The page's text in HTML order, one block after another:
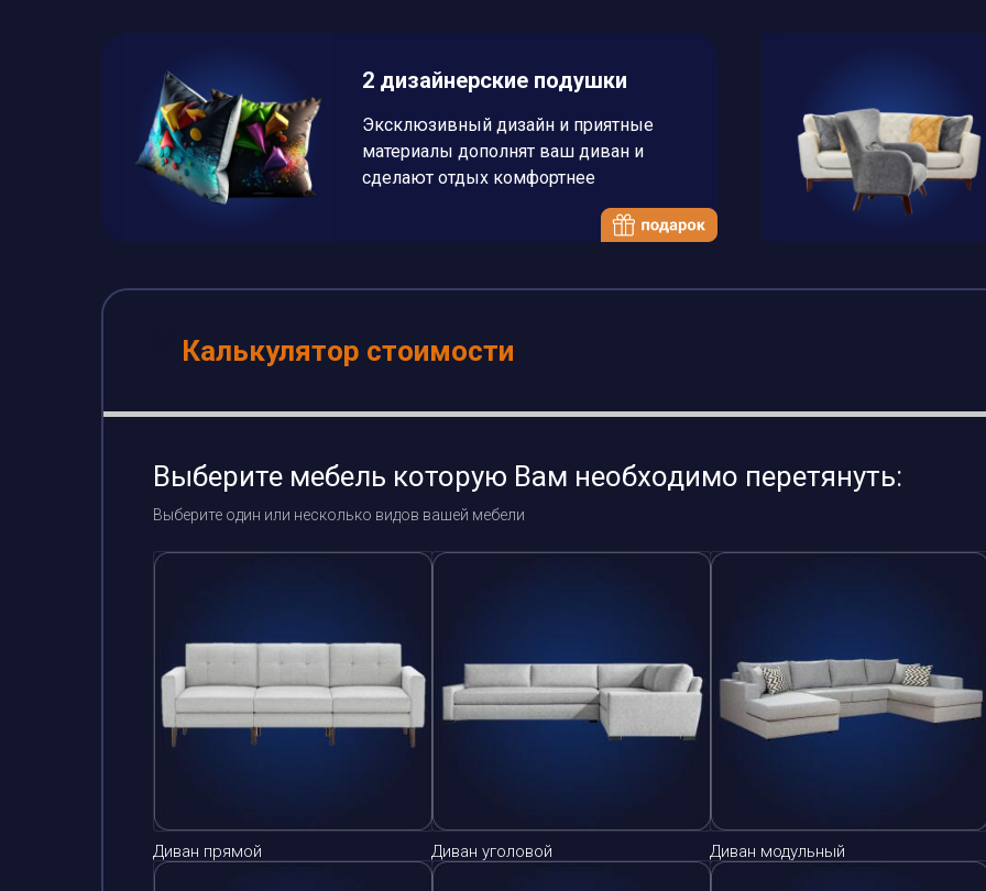
2 дизайнерские подушки
Эксклюзивный дизайн и приятные
материалы дополнят ваш диван и
сделают отдых комфортнее
Калькулятор стоимости
Выберите мебель которую Вам необходимо перетянуть:
Выберите один или несколько видов вашей мебели
Диван прямой Диван уголовой Диван модульный